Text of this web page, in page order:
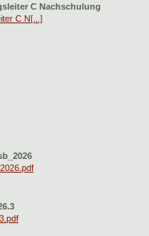
C Nachschulung
C N[...]